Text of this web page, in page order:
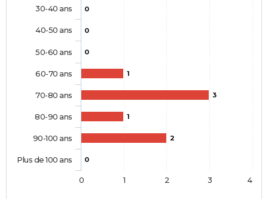
0
0
0
1
3
1
2
0
30-40 ans
40-50 ans
50-60 ans
60-70 ans
70-80 ans
80-90 ans
90-100 ans
Plus de 100 ans
0 1 2 3 4